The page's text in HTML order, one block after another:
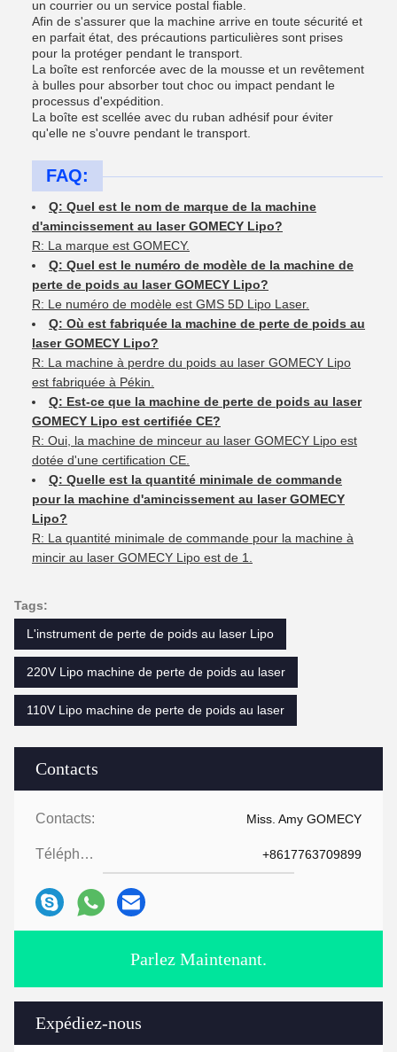
Contacts
Contacts: Miss. Amy GOMECY
Téléphone: +8617763709899
Parlez Maintenant.
Expédiez-nous
un courrier ou un service postal fiable.
Afin de s'assurer que la machine arrive en toute sécurité et
en parfait état, des précautions particulières sont prises
pour la protéger pendant le transport.
La boîte est renforcée avec de la mousse et un revêtement
à bulles pour absorber tout choc ou impact pendant le
processus d'expédition.
La boîte est scellée avec du ruban adhésif pour éviter
qu'elle ne s'ouvre pendant le transport.
FAQ:
Q: Quel est le nom de marque de la machine
d'amincissement au laser GOMECY Lipo?
R: La marque est GOMECY.
Q: Quel est le numéro de modèle de la machine de
perte de poids au laser GOMECY Lipo?
R: Le numéro de modèle est GMS 5D Lipo Laser.
Q: Où est fabriquée la machine de perte de poids au
laser GOMECY Lipo?
R: La machine à perdre du poids au laser GOMECY Lipo
est fabriquée à Pékin.
Q: Est-ce que la machine de perte de poids au laser
GOMECY Lipo est certifiée CE?
R: Oui, la machine de minceur au laser GOMECY Lipo est
dotée d'une certification CE.
Q: Quelle est la quantité minimale de commande
pour la machine d'amincissement au laser GOMECY
Lipo?
R: La quantité minimale de commande pour la machine à
mincir au laser GOMECY Lipo est de 1.
Tags:
L'instrument de perte de poids au laser Lipo
220V Lipo machine de perte de poids au laser
110V Lipo machine de perte de poids au laser